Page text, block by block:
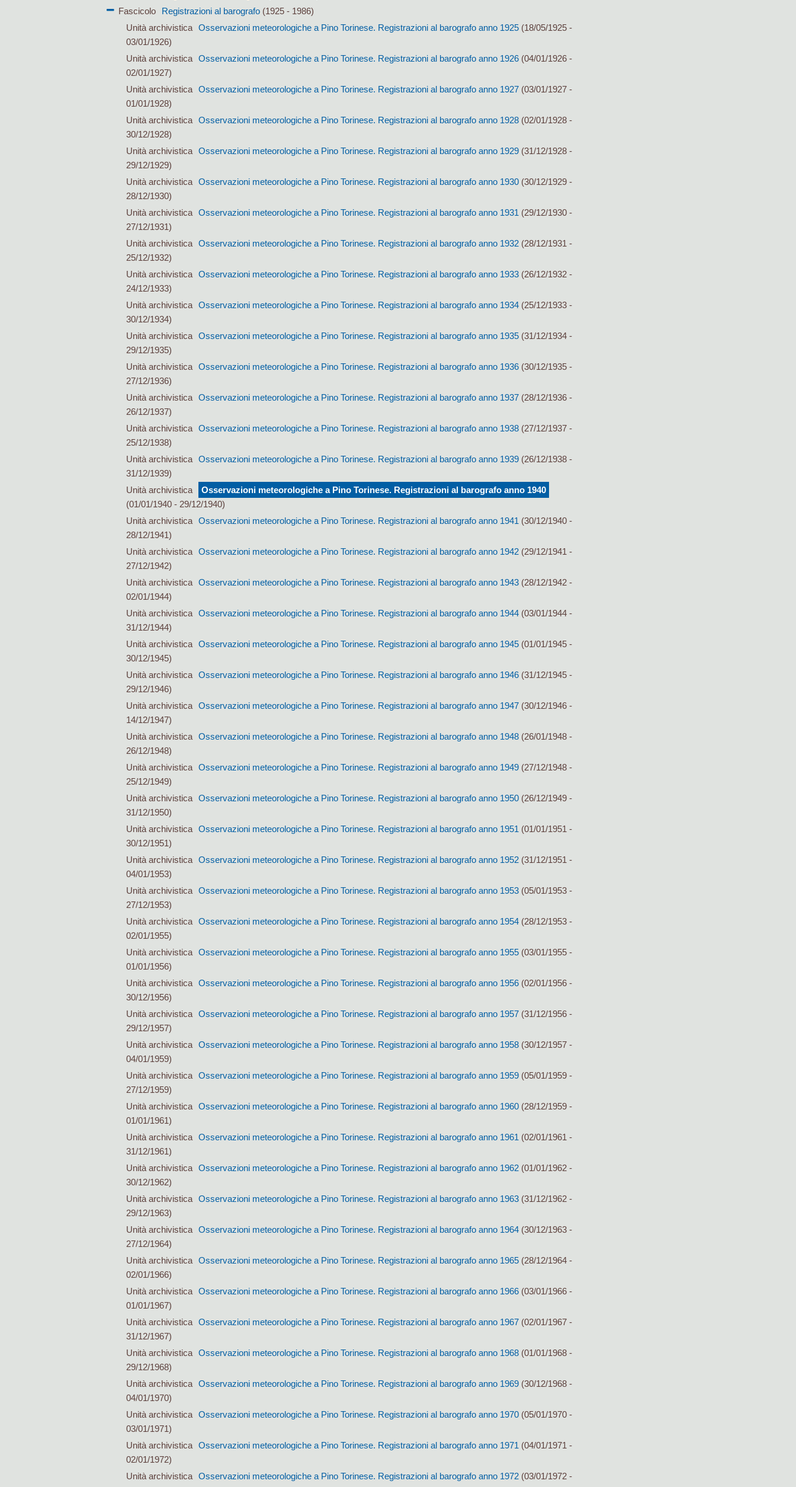
Fascicolo
Registrazioni al barografo(1925 - 1986)
Unità archivistica Osservazioni meteorologiche a Pino Torinese. Registrazioni al barografo anno 1925(18/05/1925 -
03/01/1926)
Unità archivistica Osservazioni meteorologiche a Pino Torinese. Registrazioni al barografo anno 1926(04/01/1926 -
02/01/1927)
Unità archivistica Osservazioni meteorologiche a Pino Torinese. Registrazioni al barografo anno 1927(03/01/1927 -
01/01/1928)
Unità archivistica Osservazioni meteorologiche a Pino Torinese. Registrazioni al barografo anno 1928(02/01/1928 -
30/12/1928)
Unità archivistica Osservazioni meteorologiche a Pino Torinese. Registrazioni al barografo anno 1929(31/12/1928 -
29/12/1929)
Unità archivistica Osservazioni meteorologiche a Pino Torinese. Registrazioni al barografo anno 1930(30/12/1929 -
28/12/1930)
Unità archivistica Osservazioni meteorologiche a Pino Torinese. Registrazioni al barografo anno 1931 (29/12/1930 -
27/12/1931)
Unità archivistica Osservazioni meteorologiche a Pino Torinese. Registrazioni al barografo anno 1932(28/12/1931 -
25/12/1932)
Unità archivistica Osservazioni meteorologiche a Pino Torinese. Registrazioni al barografo anno 1933(26/12/1932 -
24/12/1933)
Unità archivistica Osservazioni meteorologiche a Pino Torinese. Registrazioni al barografo anno 1934(25/12/1933 -
30/12/1934)
Unità archivistica Osservazioni meteorologiche a Pino Torinese. Registrazioni al barografo anno 1935(31/12/1934 -
29/12/1935)
Unità archivistica Osservazioni meteorologiche a Pino Torinese. Registrazioni al barografo anno 1936(30/12/1935 -
27/12/1936)
Unità archivistica Osservazioni meteorologiche a Pino Torinese. Registrazioni al barografo anno 1937(28/12/1936 -
26/12/1937)
Unità archivistica Osservazioni meteorologiche a Pino Torinese. Registrazioni al barografo anno 1938(27/12/1937 -
25/12/1938)
Unità archivistica Osservazioni meteorologiche a Pino Torinese. Registrazioni al barografo anno 1939(26/12/1938 -
31/12/1939)
Unità archivistica
Osservazioni meteorologiche a Pino Torinese. Registrazioni al barografo anno 1940
(01/01/1940 - 29/12/1940)
Unità archivistica Osservazioni meteorologiche a Pino Torinese. Registrazioni al barografo anno 1941 (30/12/1940 -
28/12/1941)
Unità archivistica Osservazioni meteorologiche a Pino Torinese. Registrazioni al barografo anno 1942(29/12/1941 -
27/12/1942)
Unità archivistica Osservazioni meteorologiche a Pino Torinese. Registrazioni al barografo anno 1943(28/12/1942 -
02/01/1944)
Unità archivistica Osservazioni meteorologiche a Pino Torinese. Registrazioni al barografo anno 1944(03/01/1944 -
31/12/1944)
Unità archivistica Osservazioni meteorologiche a Pino Torinese. Registrazioni al barografo anno 1945(01/01/1945 -
30/12/1945)
Unità archivistica Osservazioni meteorologiche a Pino Torinese. Registrazioni al barografo anno 1946(31/12/1945 -
29/12/1946)
Unità archivistica Osservazioni meteorologiche a Pino Torinese. Registrazioni al barografo anno 1947(30/12/1946 -
14/12/1947)
Unità archivistica Osservazioni meteorologiche a Pino Torinese. Registrazioni al barografo anno 1948(26/01/1948 -
26/12/1948)
Unità archivistica Osservazioni meteorologiche a Pino Torinese. Registrazioni al barografo anno 1949(27/12/1948 -
25/12/1949)
Unità archivistica Osservazioni meteorologiche a Pino Torinese. Registrazioni al barografo anno 1950(26/12/1949 -
31/12/1950)
Unità archivistica Osservazioni meteorologiche a Pino Torinese. Registrazioni al barografo anno 1951 (01/01/1951 -
30/12/1951)
Unità archivistica Osservazioni meteorologiche a Pino Torinese. Registrazioni al barografo anno 1952(31/12/1951 -
04/01/1953)
Unità archivistica Osservazioni meteorologiche a Pino Torinese. Registrazioni al barografo anno 1953(05/01/1953 -
27/12/1953)
Unità archivistica Osservazioni meteorologiche a Pino Torinese. Registrazioni al barografo anno 1954(28/12/1953 -
02/01/1955)
Unità archivistica Osservazioni meteorologiche a Pino Torinese. Registrazioni al barografo anno 1955(03/01/1955 -
01/01/1956)
Unità archivistica Osservazioni meteorologiche a Pino Torinese. Registrazioni al barografo anno 1956(02/01/1956 -
30/12/1956)
Unità archivistica Osservazioni meteorologiche a Pino Torinese. Registrazioni al barografo anno 1957(31/12/1956 -
29/12/1957)
Unità archivistica Osservazioni meteorologiche a Pino Torinese. Registrazioni al barografo anno 1958(30/12/1957 -
04/01/1959)
Unità archivistica Osservazioni meteorologiche a Pino Torinese. Registrazioni al barografo anno 1959(05/01/1959 -
27/12/1959)
Unità archivistica Osservazioni meteorologiche a Pino Torinese. Registrazioni al barografo anno 1960(28/12/1959 -
01/01/1961)
Unità archivistica Osservazioni meteorologiche a Pino Torinese. Registrazioni al barografo anno 1961 (02/01/1961 -
31/12/1961)
Unità archivistica Osservazioni meteorologiche a Pino Torinese. Registrazioni al barografo anno 1962(01/01/1962 -
30/12/1962)
Unità archivistica Osservazioni meteorologiche a Pino Torinese. Registrazioni al barografo anno 1963(31/12/1962 -
29/12/1963)
Unità archivistica Osservazioni meteorologiche a Pino Torinese. Registrazioni al barografo anno 1964(30/12/1963 -
27/12/1964)
Unità archivistica Osservazioni meteorologiche a Pino Torinese. Registrazioni al barografo anno 1965(28/12/1964 -
02/01/1966)
Unità archivistica Osservazioni meteorologiche a Pino Torinese. Registrazioni al barografo anno 1966(03/01/1966 -
01/01/1967)
Unità archivistica Osservazioni meteorologiche a Pino Torinese. Registrazioni al barografo anno 1967(02/01/1967 -
31/12/1967)
Unità archivistica Osservazioni meteorologiche a Pino Torinese. Registrazioni al barografo anno 1968(01/01/1968 -
29/12/1968)
Unità archivistica Osservazioni meteorologiche a Pino Torinese. Registrazioni al barografo anno 1969(30/12/1968 -
04/01/1970)
Unità archivistica Osservazioni meteorologiche a Pino Torinese. Registrazioni al barografo anno 1970(05/01/1970 -
03/01/1971)
Unità archivistica Osservazioni meteorologiche a Pino Torinese. Registrazioni al barografo anno 1971 (04/01/1971 -
02/01/1972)
Unità archivistica Osservazioni meteorologiche a Pino Torinese. Registrazioni al barografo anno 1972(03/01/1972 -